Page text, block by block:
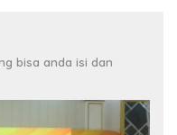
bisa anda isi dan